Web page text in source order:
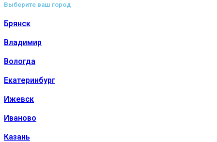
Выберите ваш город
Брянск
Владимир
Вологда
Екатеринбург
Ижевск
Иваново
Казань